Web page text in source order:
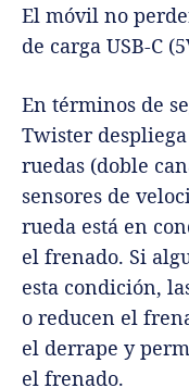
El móvil no
de carga USB-C
En términos de
Twister
ruedas (doble
sensores de
rueda está en
el frenado. Si
esta condición,
o reducen el
el derrape y
el frenado.